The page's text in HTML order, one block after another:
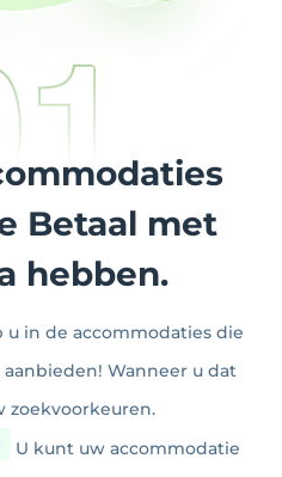
Betaal met
hebben.
in de accommodaties die
Wanneer u dat
zoekvoorkeuren.
U kunt uw accommodatie